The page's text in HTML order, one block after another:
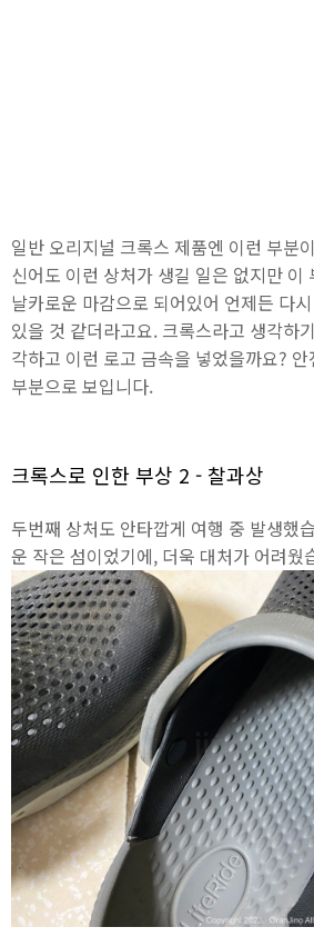
일반 오리지널 크록스 제품엔 이런 부분
신어도 이런 상처가 생길 일은 없지만 이
날카로운 마감으로 되어있어 언제든 다
있을 것 같더라고요. 크록스라고 생각하
각하고 이런 로고 금속을 넣었을까요?
부분으로 보입니다.
크록스로 인한 부상 2 - 찰과상
두번째 상처도 안타깝게 여행 중 발생했
운 작은 섬이었기에, 더욱 대처가 어려웠